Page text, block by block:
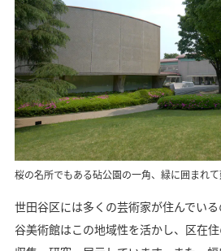
桜の名所でもある砧公園の一角、緑に囲まれて
世田谷区には多くの芸術家が住んでい
谷美術館はこの地域性を活かし、区在